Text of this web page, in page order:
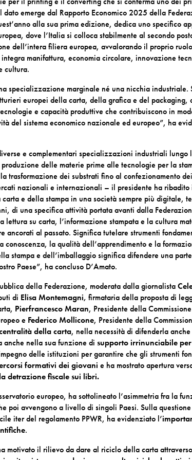
dato emerge dal Rapporto Economico 2025 della
alla sua prima edizione, dedica uno specifico
dove l’Italia si colloca stabilmente al secondo
dell’interafiliera europea, avvalorando il proprio
integra manifattura, economia circolare, innovazione
cultura.
specializzazione marginale né una nicchia industriale.
europei della carta, della grafica e del packaging,
e capacità produttive che contribuiscono in
del sistema economico nazionale ed europeo”, ha
e complementari specializzazioni industriali lungo
delle materie prime alle tecnologie per la
trasformazione dei substrati fino al confezionamento
nazionali e internazionali – il presidente ha ribadito
e della stampa in una società sempre più digitale,
di una specifica attività portata avanti dalla
lettura su carta, l’informazione stampata e la cultura
ancorati al passato. Significa tutelare strumenti
conoscenza, la qualità dell’apprendimento e la
stampa e dell’imballaggio significa difendere una
Paese”, ha concluso D’Amato.
della Federazione, moderata dalla giornalista
di Elisa Montemagni, firmataria della proposta di
Pierfrancesco Maran, Presidente della
e Federico Mollicone, Presidente della
della carta, nella necessità didifenderla
anche nella sua funzione disupporto irrinunciabile
delle istituzioni per garantire che gli strumenti
formativi dei giovani e ha mostrato apertura
detrazione fiscale sui libri.
europeo, ha sottolineato l’asimmetria fra la
poi avvengono a livello di singoli Paesi. Sulla
iter del regolamento PPWR, ha evidenziato l’
.
motivato il rilievo da dare al riciclo della carta